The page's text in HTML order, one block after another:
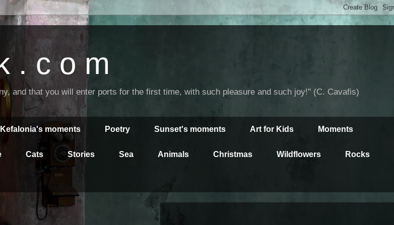
. c o m
and that you will enter ports for the first time, with such pleasure and such joy!" (C. Cavafis)
Kefalonia's moments Poetry Sunset's moments Art for Kids Moments
Cats Stories Sea Animals Christmas Wildflowers Rocks